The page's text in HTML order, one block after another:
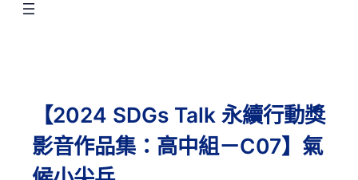
【2024 SDGs Talk 永續行動獎
影音作品集：高中組－C07】氣